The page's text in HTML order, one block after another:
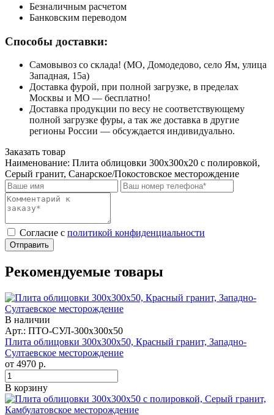
Безналичным расчетом
Банковским переводом
Способы доставки:
Самовывоз со склада! (МО, Домодедово, село Ям, улица
Западная, 15а)
Доставка фурой, при полной загрузке, в пределах
Москвы и МО — бесплатно!
Доставка продукции по весу не соответствующему
полной загрузке фуры, а так же доставка в другие
регионы России — обсуждается индивидуально.
Заказать товар
Наименование: Плита облицовки 300x300x20 с полировкой,
Серый гранит, Санарское/Покостовское месторождение
Cогласие с политикой конфиденциальности
Отправить
Рекомендуемые товары
В наличии
Арт.: ПТО-СУЛ-300х300х50
Плита облицовки 300x300x50, Красный гранит, Западно-
Султаевское месторождение
от 4970 р.
В корзину